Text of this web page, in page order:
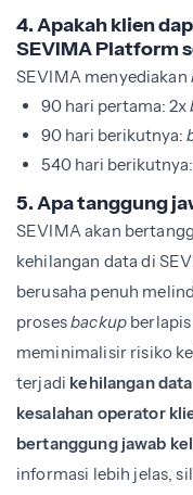
4. Apakah klien
SEVIMA Platform
SEVIMA menyediakan
90 hari pertama: 2x
90 hari berikutnya:
540 hari berikutnya:
5. Apa tanggung
SEVIMA akan
kehilangan data di
berusaha penuh
prosesbackupberlapis
meminimalisir risiko
terjadi kehilangan
kesalahan operator
bertanggung jawab
informasi lebih jelas,